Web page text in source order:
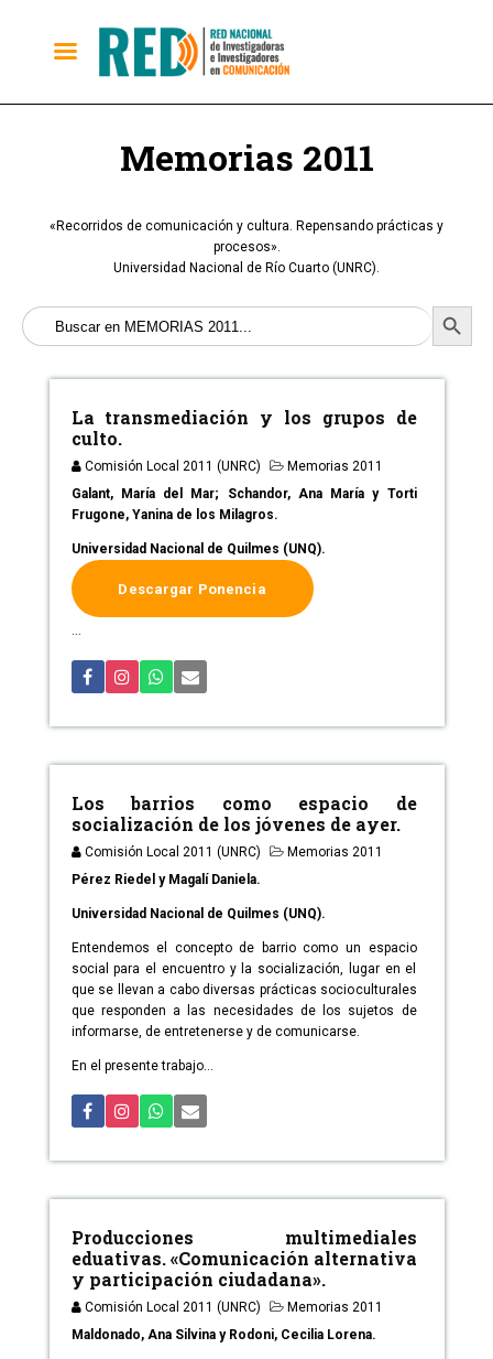
Memorias 2011
«Recorridos de comunicación y cultura. Repensando prácticas y
procesos».
Universidad Nacional de Río Cuarto (UNRC).
Botón
La transmediación y los grupos de
culto.
Comisión Local 2011 (UNRC)
Memorias 2011
Galant, María del Mar; Schandor, Ana María y Torti
Frugone, Yanina de los Milagros.
Universidad Nacional de Quilmes (UNQ).
Descargar Ponencia
...
Los barrios como espacio de
socialización de los jóvenes de ayer.
Comisión Local 2011 (UNRC)
Memorias 2011
Pérez Riedel y Magalí Daniela.
Universidad Nacional de Quilmes (UNQ).
Entendemos el concepto de barrio como un espacio
social para el encuentro y la socialización, lugar en el
que se llevan a cabo diversas prácticas socioculturales
que responden a las necesidades de los sujetos de
informarse, de entretenerse y de comunicarse.
En el presente trabajo...
Producciones multimediales
eduativas. «Comunicación alternativa
y participación ciudadana».
Comisión Local 2011 (UNRC)
Memorias 2011
Maldonado, Ana Silvina y Rodoni, Cecilia Lorena.